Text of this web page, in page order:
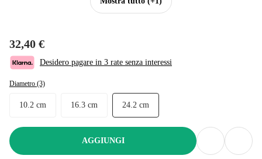
32,40 €
Desidero pagare in 3 rate senza interessi
Diametro (3)
10.2 cm 16.3 cm 24.2 cm
AGGIUNGI